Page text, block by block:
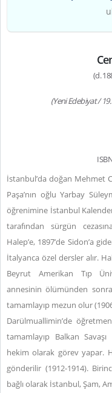
(d.
(Yeni Edebiyat /
İstanbul’da doğan Mehmet
Paşa’nın oğlu Yarbay
öğrenimine İstanbul
tarafından sürgün
Halep’e, 1897’de Sidon’a
İtalyanca özel dersler alır.
Beyrut Amerikan Tıp
annesinin ölümünden
tamamlayıp mezun olur
Darülmuallimin’de
tamamlayıp Balkan
hekim olarak görev yapar.
gönderilir (1912-1914).
bağlı olarak İstanbul, Şam,